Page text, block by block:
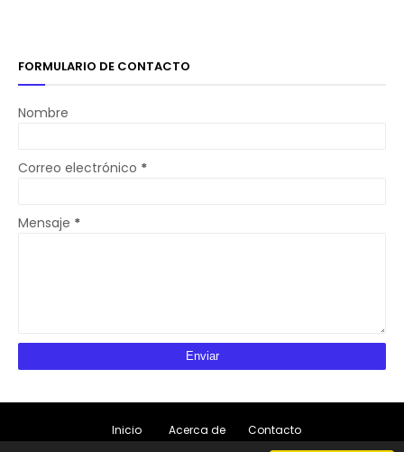
FORMULARIO DE CONTACTO
Nombre
Correo electrónico *
Mensaje *
Inicio Acerca de
Contacto